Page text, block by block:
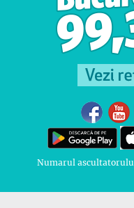
Numarul